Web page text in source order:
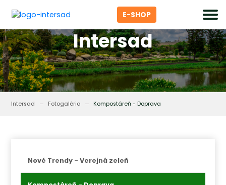
E-SHOP
Intersad
Intersad Fotogaléria Kompostáreň - Doprava
Nové Trendy - Verejná zeleň